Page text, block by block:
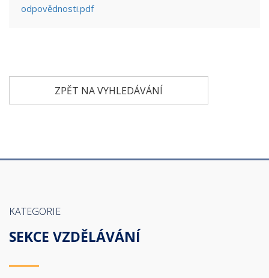
odpovědnosti.pdf
ZPĚT NA VYHLEDÁVÁNÍ
KATEGORIE
SEKCE VZDĚLÁVÁNÍ